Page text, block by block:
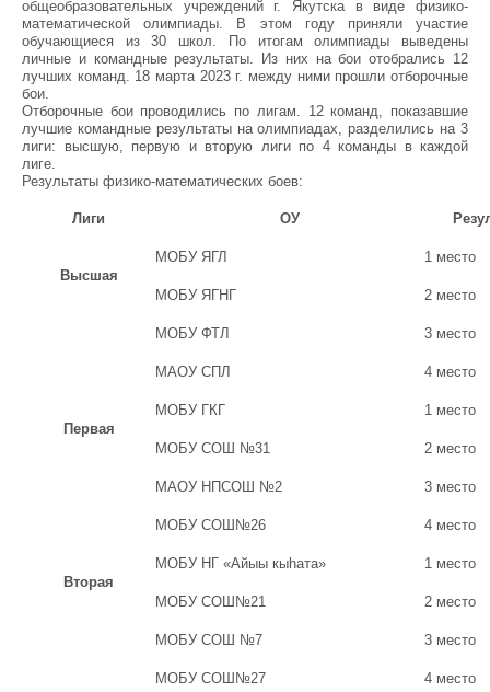
общеобразовательных учреждений г. Якутска в виде физико-
математической олимпиады. В этом году приняли участие
обучающиеся из 30 школ. По итогам олимпиады выведены
личные и командные результаты. Из них на бои отобрались 12
лучших команд. 18 марта 2023 г. между ними прошли отборочные
бои.
Отборочные бои проводились по лигам. 12 команд, показавшие
лучшие командные результаты на олимпиадах, разделились на 3
лиги: высшую, первую и вторую лиги по 4 команды в каждой
лиге.
Результаты физико-математических боев:
Лиги ОУ
Высшая
МОБУ ЯГЛ 1 место
МОБУ ЯГНГ 2 место
МОБУ ФТЛ 3 место
МАОУ СПЛ 4 место
Первая
МОБУ ГКГ 1 место
МОБУ СОШ №31 2 место
МАОУ НПСОШ №2 3 место
МОБУ СОШ№26 4 место
Вторая
МОБУ НГ «Айыы кыһата» 1 место
МОБУ СОШ№21 2 место
МОБУ СОШ №7 3 место
МОБУ СОШ№27 4 место